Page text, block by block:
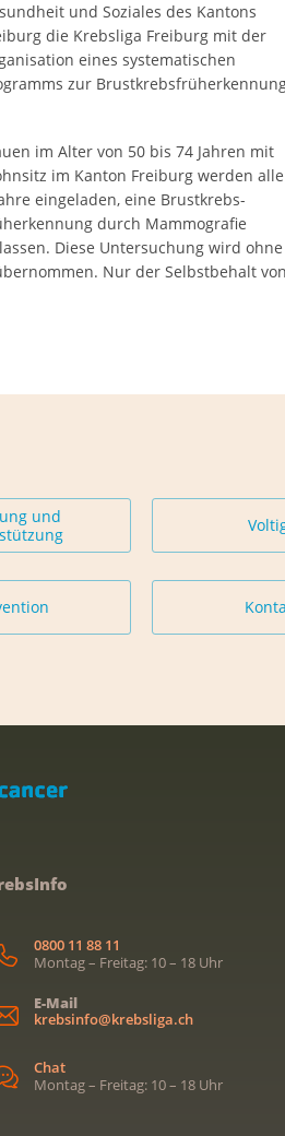
und Soziales des Kantons
die Krebsliga Freiburg mit der
eines systematischen
zur
im Alter von 50 bis 74 Jahren mit
im Kanton Freiburg werden alle
eingeladen, eine Brustkrebs-
durch Mammografie
Diese Untersuchung wird ohne
Nur der Selbstbehalt von
und
0800 11 88 11
Montag – Freitag: 10 – 18 Uhr
E-Mail
krebsinfo@krebsliga.ch
Chat
Montag – Freitag: 10 – 18 Uhr